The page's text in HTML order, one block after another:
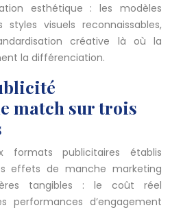
esthétique : les modèles
visuels reconnaissables,
créative là où la
la différenciation.
match sur trois
formats publicitaires établis
effets de manche marketing
tangibles : le coût réel
performances d’engagement